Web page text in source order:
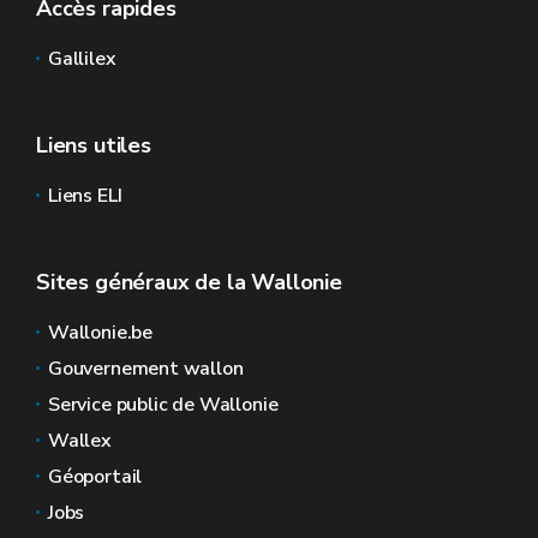
Accès rapides
Gallilex
Liens utiles
Liens ELI
Sites généraux de la Wallonie
Wallonie.be
Gouvernement wallon
Service public de Wallonie
Wallex
Géoportail
Jobs